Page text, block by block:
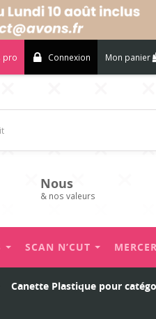
pro Connexion Mon panier
Nous
& nos valeurs
SCAN N’CUT
Canette Plastique pour